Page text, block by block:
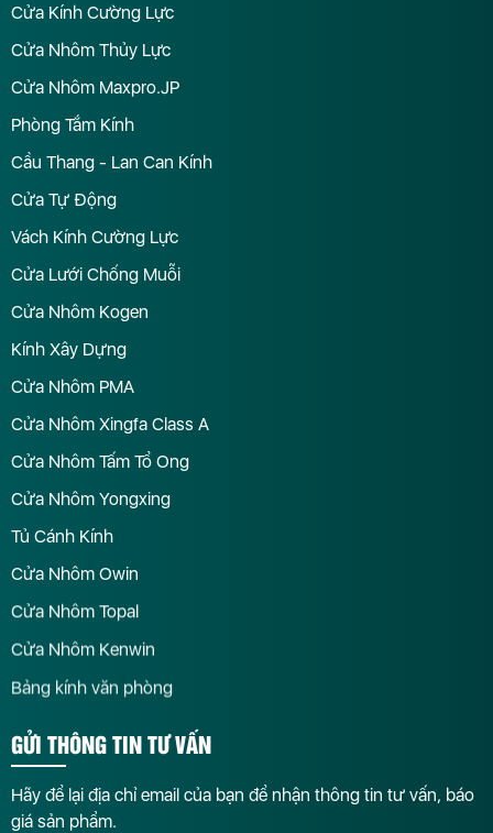
Cửa Kính Cường Lực
Cửa Nhôm Thủy Lực
Cửa Nhôm Maxpro.JP
Phòng Tắm Kính
Cầu Thang - Lan Can Kính
Cửa Tự Động
Vách Kính Cường Lực
Cửa Lưới Chống Muỗi
Cửa Nhôm Kogen
Kính Xây Dựng
Cửa Nhôm PMA
Cửa Nhôm Xingfa Class A
Cửa Nhôm Tấm Tổ Ong
Cửa Nhôm Yongxing
Tủ Cánh Kính
Cửa Nhôm Owin
Cửa Nhôm Topal
Cửa Nhôm Kenwin
Bảng kính văn phòng
GỬI THÔNG TIN TƯ VẤN
Hãy để lại địa chỉ email của bạn để nhận thông tin tư vấn, báo
giá sản phẩm.